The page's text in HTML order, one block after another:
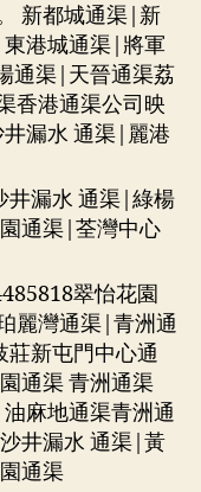
新都城通渠|新
港城通渠|將軍
通渠|天晉通渠荔
香港通渠公司映
漏水 通渠|麗港
井漏水 通渠|綠楊
通渠|荃灣中心
翠怡花園
麗灣通渠|青洲通
莊新屯門中心通
通渠 青洲通渠
麻地通渠青洲通
井漏水 通渠|黃
通渠